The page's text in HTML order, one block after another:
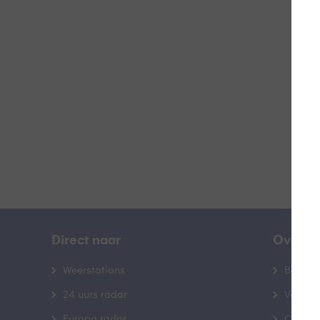
Direct naar
Weerstations
24 uurs radar
Over